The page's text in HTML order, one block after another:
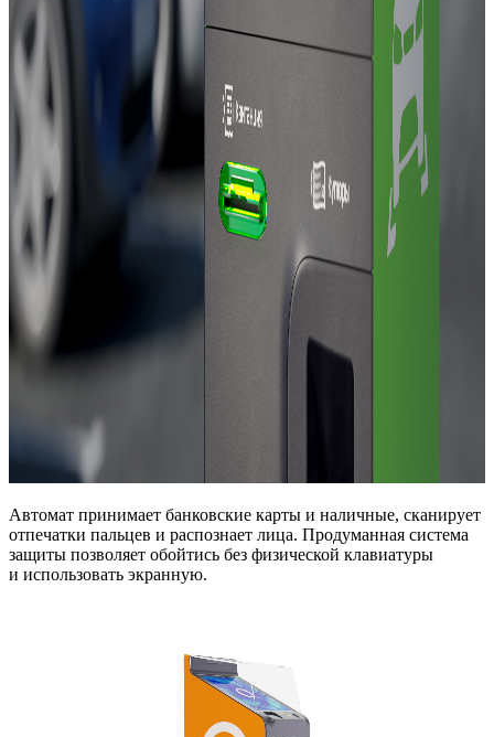
Автомат принимает банковские карты и наличные, сканирует
отпечатки пальцев и распознает лица. Продуманная система
защиты позволяет обойтись без физической клавиатуры
и использовать экранную.